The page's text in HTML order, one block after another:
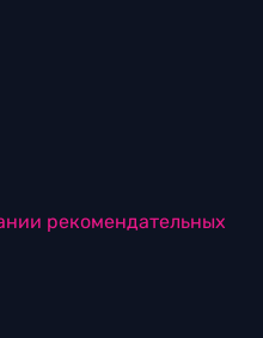
рекомендательных